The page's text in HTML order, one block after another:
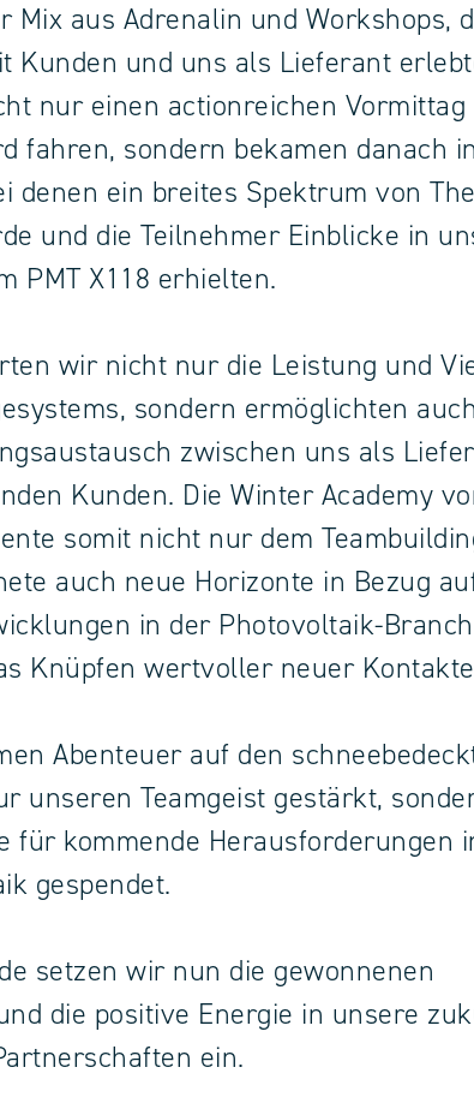
Mix aus Adrenalin und Workshops,
Kunden und uns als Lieferant
nur einen actionreichen Vormittag
fahren, sondern bekamen danach
denen ein breites Spektrum von
und die Teilnehmer Einblicke in
PMT X118 erhielten.
wir nicht nur die Leistung und
sondern ermöglichten
zwischen uns als
Kunden. Die Winter Academy
somit nicht nur dem
auch neue Horizonte in Bezug
in der Photovoltaik-
Knüpfen wertvoller neuer
Abenteuer auf den
unseren Teamgeist gestärkt,
für kommende Herausforderungen
gespendet.
setzen wir nun die gewonnenen
die positive Energie in unsere
ein.